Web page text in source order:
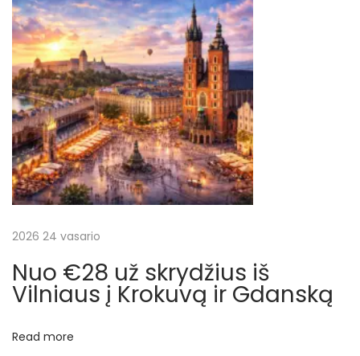
š
V
i
l
n
i
a
u
s
e
t
p
2
u
ž
2026 24 vasario
Nuo €28 už skrydžius iš
Vilniaus į Krokuvą ir Gdanską
Read more